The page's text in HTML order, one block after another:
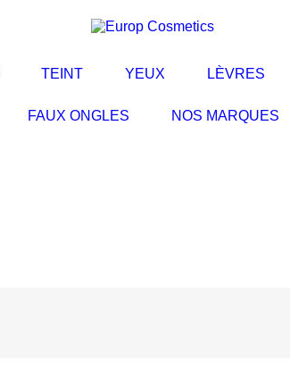
TEINT YEUX LÈVRES
FAUX ONGLES NOS MARQUES